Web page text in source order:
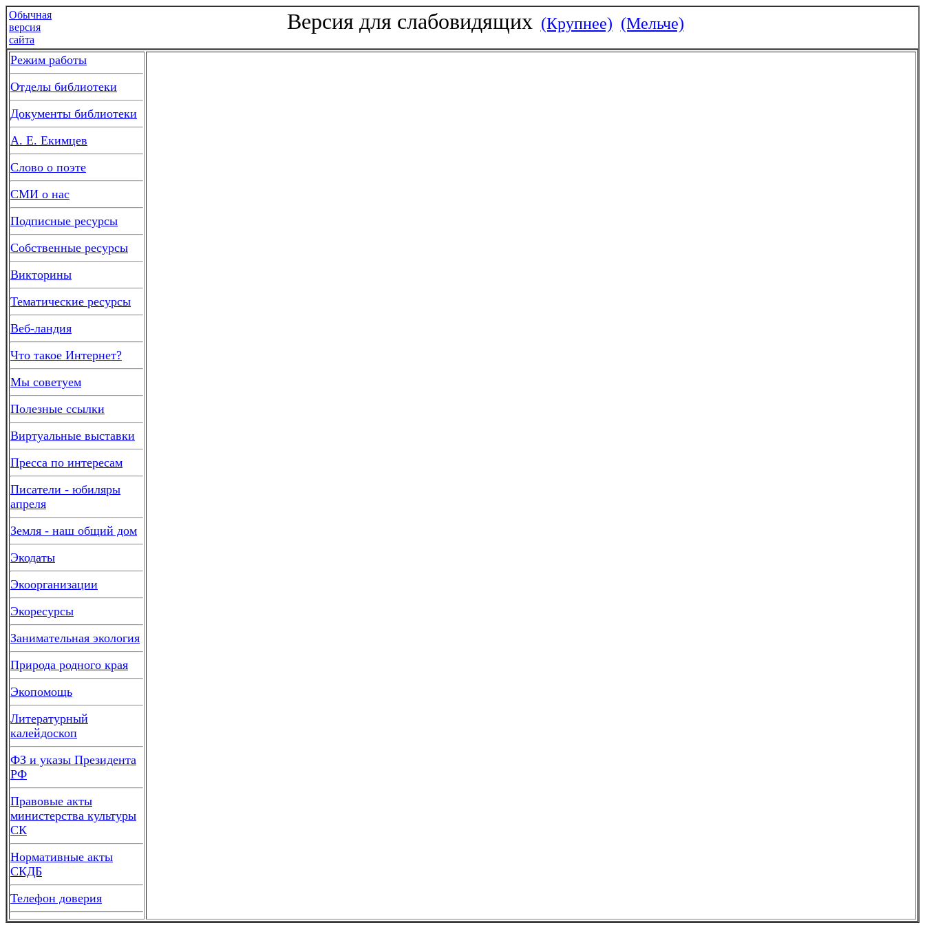
Обычная
версия
сайта
Версия для слабовидящих (Крупнее) (Мельче)
Режим работы
Отделы библиотеки
Документы библиотеки
А. Е. Екимцев
Слово о поэте
СМИ о нас
Подписные ресурсы
Собственные ресурсы
Викторины
Тематические ресурсы
Веб-ландия
Что такое Интернет?
Мы советуем
Полезные ссылки
Виртуальные выставки
Пресса по интересам
Писатели - юбиляры
апреля
Земля - наш общий дом
Экодаты
Экоорганизации
Экоресурсы
Занимательная экология
Природа родного края
Экопомощь
Литературный
калейдоскоп
ФЗ и указы Президента
РФ
Правовые акты
министерства культуры
СК
Нормативные акты
СКДБ
Телефон доверия